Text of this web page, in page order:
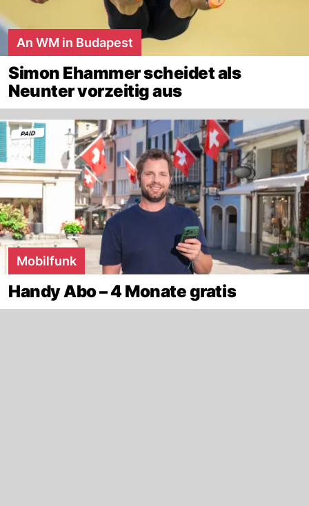
An WM in Budapest
Simon Ehammer scheidet als
Neunter vorzeitig aus
Mobilfunk
Handy Abo – 4 Monate gratis